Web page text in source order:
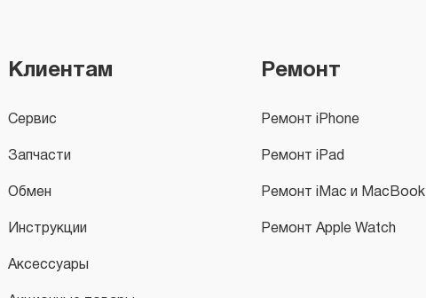
Клиентам
Сервис
Запчасти
Обмен
Инструкции
Аксессуары
Ремонт
Ремонт iPhone
Ремонт iPad
Ремонт iMac и MacBook
Ремонт Apple Watch